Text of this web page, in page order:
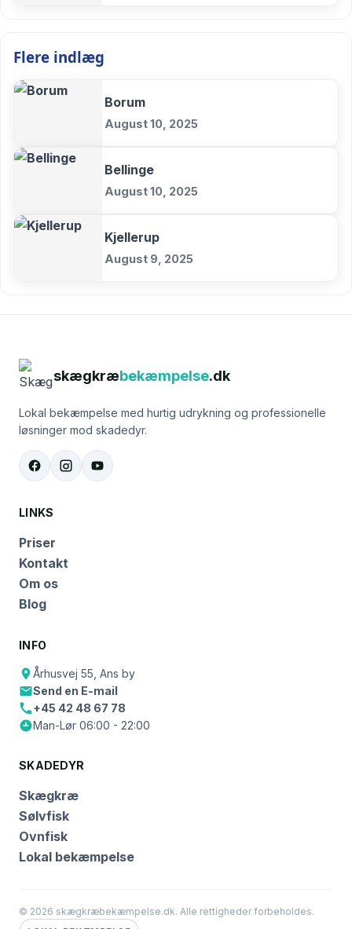
Flere indlæg
Borum
August 10, 2025
Bellinge
August 10, 2025
Kjellerup
August 9, 2025
skægkræbekæmpelse.dk
Lokal bekæmpelse med hurtig udrykning og professionelle
løsninger mod skadedyr.
LINKS
Priser
Kontakt
Om os
Blog
INFO
Århusvej 55, Ans by
Send en E-mail
+45 42 48 67 78
Man-Lør 06:00 - 22:00
SKADEDYR
Skægkræ
Sølvfisk
Ovnfisk
Lokal bekæmpelse
© 2026 skægkræbekæmpelse.dk. Alle rettigheder forbeholdes.